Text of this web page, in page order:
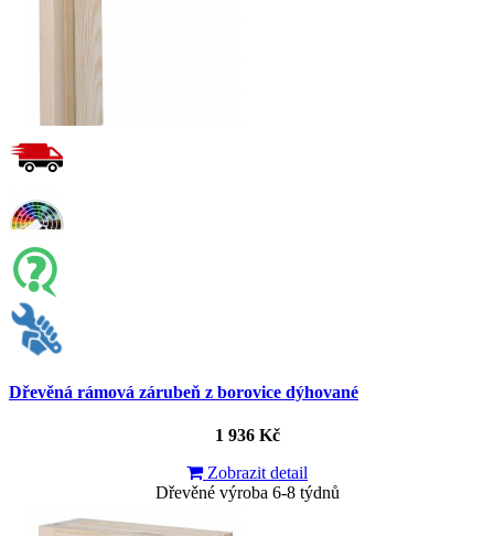
Dřevěná rámová zárubeň z borovice dýhované
1 936 Kč
Zobrazit detail
Dřevěné výroba 6-8 týdnů